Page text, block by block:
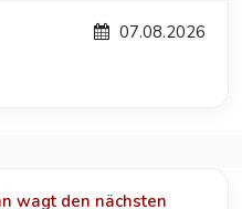
07.08.2026
wagt den nächsten